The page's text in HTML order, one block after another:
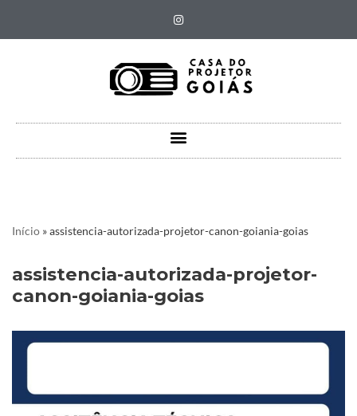
Pular
Início »assistencia-autorizada-projetor-canon-goiania-goias
assistencia-autorizada-projetor-
canon-goiania-goias